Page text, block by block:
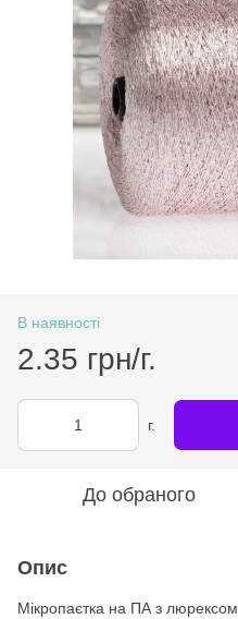
В наявності
2.35 грн/г.
г.
До обраного
Опис
Мікропаєтка на ПА з люрексом.